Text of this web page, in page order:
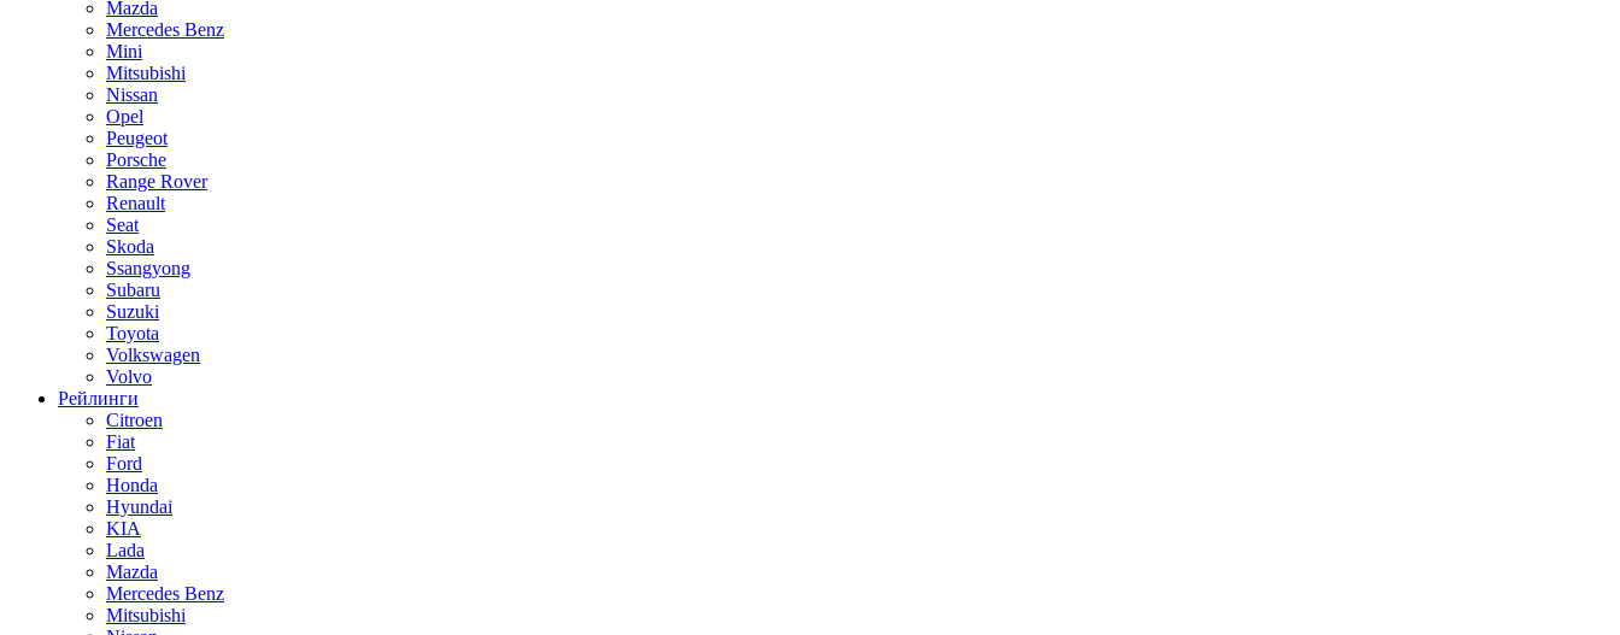
Mazda
Mercedes Benz
Mini
Mitsubishi
Nissan
Opel
Peugeot
Porsche
Range Rover
Renault
Seat
Skoda
Ssangyong
Subaru
Suzuki
Toyota
Volkswagen
Volvo
Рейлинги
Citroen
Fiat
Ford
Honda
Hyundai
KIA
Lada
Mazda
Mercedes Benz
Mitsubishi